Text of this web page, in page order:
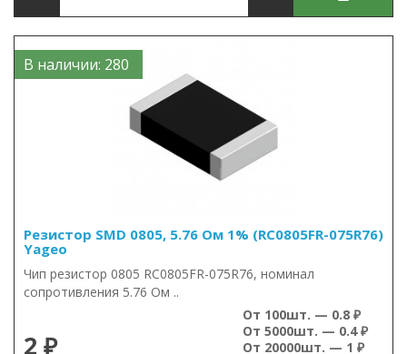
В наличии: 280
Резистор SMD 0805, 5.76 Ом 1% (RC0805FR-075R76)
Yageo
Чип резистор 0805 RC0805FR-075R76, номинал
сопротивления 5.76 Ом ..
2 ₽
От 100шт. — 0.8 ₽
От 5000шт. — 0.4 ₽
От 20000шт. — 1 ₽